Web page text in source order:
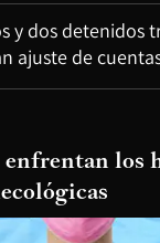
y dos detenidos
ajuste de
enfrentan los